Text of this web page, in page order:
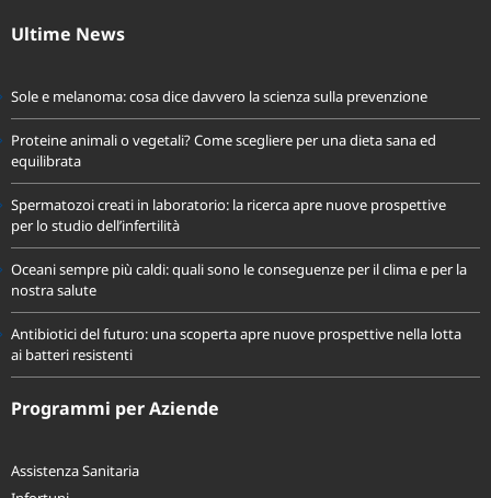
Sole e melanoma: cosa dice davvero la scienza sulla prevenzione
Proteine animali o vegetali? Come scegliere per una dieta sana ed
equilibrata
Spermatozoi creati in laboratorio: la ricerca apre nuove prospettive
per lo studio dell’infertilità
Oceani sempre più caldi: quali sono le conseguenze per il clima e per la
nostra salute
Antibiotici del futuro: una scoperta apre nuove prospettive nella lotta
ai batteri resistenti
Assistenza Sanitaria